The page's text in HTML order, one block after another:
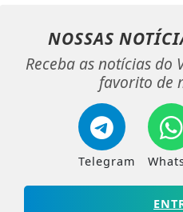
NOSSAS
Receba as notícias do
favorito de
Telegram